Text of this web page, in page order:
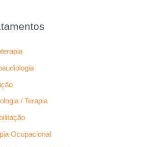
/ Terapia
Ocupacional